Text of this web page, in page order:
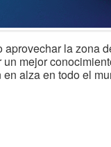
la zona
mejor
alza en todo el